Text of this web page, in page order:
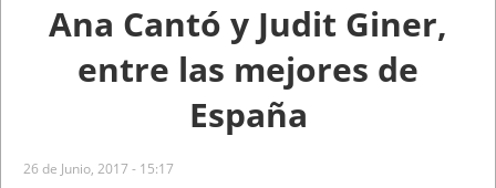
Ana Cantó y Judit Giner,
entre las mejores de
España
26 de Junio, 2017 - 15:17